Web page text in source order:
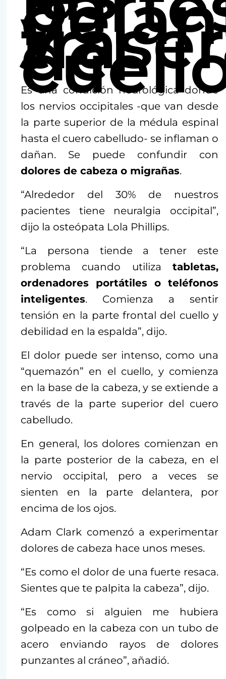
y
del
Es una condición neurológica donde
los nervios occipitales -que van desde
la parte superior de la médula espinal
hasta el cuero cabelludo- se inflaman o
dañan. Se puede confundir con
dolores de cabeza o migrañas.
“Alrededor del 30% de nuestros
pacientes tiene neuralgia occipital”,
dijo la osteópata Lola Phillips.
“La persona tiende a tener este
problema cuando utiliza tabletas,
ordenadores portátiles o teléfonos
inteligentes. Comienza a sentir
tensión en la parte frontal del cuello y
debilidad en la espalda”, dijo.
El dolor puede ser intenso, como una
“quemazón” en el cuello, y comienza
en la base de la cabeza, y se extiende a
través de la parte superior del cuero
cabelludo.
En general, los dolores comienzan en
la parte posterior de la cabeza, en el
nervio occipital, pero a veces se
sienten en la parte delantera, por
encima de los ojos.
Adam Clark comenzó a experimentar
dolores de cabeza hace unos meses.
“Es como el dolor de una fuerte resaca.
Sientes que te palpita la cabeza”, dijo.
“Es como si alguien me hubiera
golpeado en la cabeza con un tubo de
acero enviando rayos de dolores
punzantes al cráneo”, añadió.